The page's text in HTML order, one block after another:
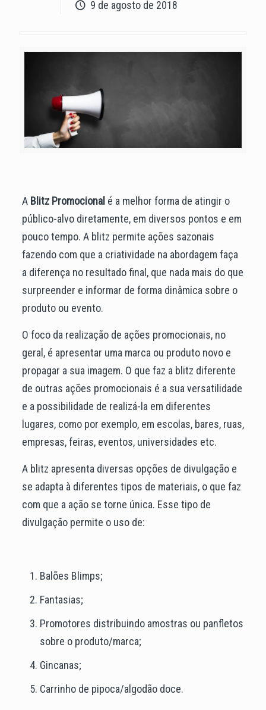
9 de agosto de 2018
A Blitz Promocional é a melhor forma de atingir o
público-alvo diretamente, em diversos pontos e em
pouco tempo. A blitz permite ações sazonais
fazendo com que a criatividade na abordagem faça
a diferença no resultado final, que nada mais do que
surpreender e informar de forma dinâmica sobre o
produto ou evento.
O foco da realização de ações promocionais, no
geral, é apresentar uma marca ou produto novo e
propagar a sua imagem. O que faz a blitz diferente
de outras ações promocionais é a sua versatilidade
e a possibilidade de realizá-la em diferentes
lugares, como por exemplo, em escolas, bares, ruas,
empresas, feiras, eventos, universidades etc.
A blitz apresenta diversas opções de divulgação e
se adapta à diferentes tipos de materiais, o que faz
com que a ação se torne única. Esse tipo de
divulgação permite o uso de:
Balões Blimps;
Fantasias;
Promotores distribuindo amostras ou panfletos
sobre o produto/marca;
Gincanas;
Carrinho de pipoca/algodão doce.